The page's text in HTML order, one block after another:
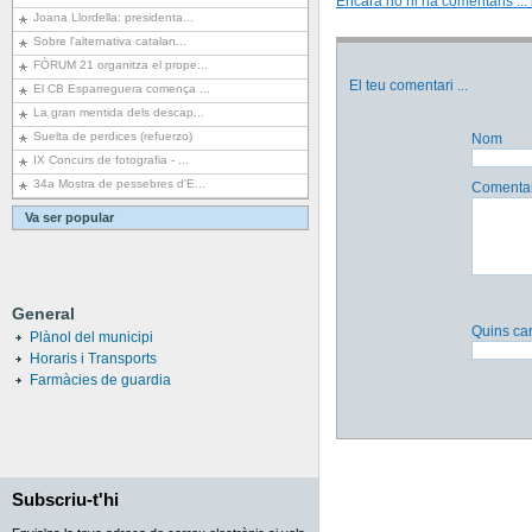
Joana Llordella: presidenta...
Sobre l'alternativa catalan...
FÒRUM 21 organitza el prope...
El CB Esparreguera comença ...
La gran mentida dels descap...
Suelta de perdices (refuerzo)
IX Concurs de fotografia - ...
34a Mostra de pessebres d'E...
Va ser popular
General
Plànol del municipi
Horaris i Transports
Farmàcies de guardia
Subscriu-t'hi
El teu comentari ...
Nom
Quins